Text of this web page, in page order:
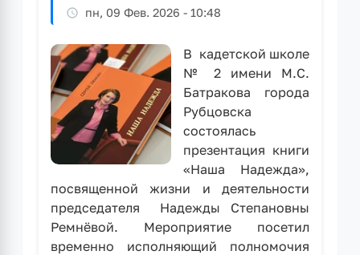
лыжной
«Лыжня
России»
пн, 09 Фев. 2026 - 10:48
В кадетской школе
№ 2 имени М.С.
Батракова города
Рубцовска
состоялась
презентация книги
«Наша Надежда»,
посвященной жизни и деятельности
председателя Надежды Степановны
Ремнёвой. Мероприятие посетил
временно исполняющий полномочия